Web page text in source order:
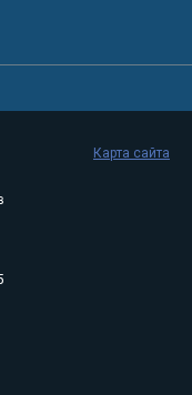
Карта сайта